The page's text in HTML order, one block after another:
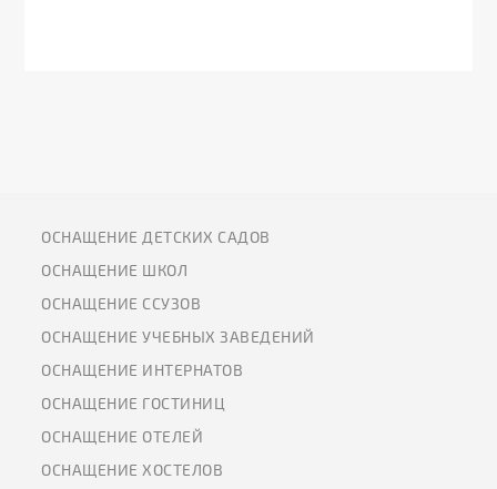
ОСНАЩЕНИЕ ДЕТСКИХ САДОВ
ОСНАЩЕНИЕ ШКОЛ
ОСНАЩЕНИЕ ССУЗОВ
ОСНАЩЕНИЕ УЧЕБНЫХ ЗАВЕДЕНИЙ
ОСНАЩЕНИЕ ИНТЕРНАТОВ
ОСНАЩЕНИЕ ГОСТИНИЦ
ОСНАЩЕНИЕ ОТЕЛЕЙ
ОСНАЩЕНИЕ ХОСТЕЛОВ